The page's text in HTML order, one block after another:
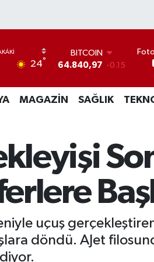
24°
BITCOIN
64.840,97
-0.15
47,7436 0.18
EURO
GRAM ALTIN
6660.55
0
BİST100
13.779
-14
MAGAZİN SAĞLIK
uçuş
döndü. AJet